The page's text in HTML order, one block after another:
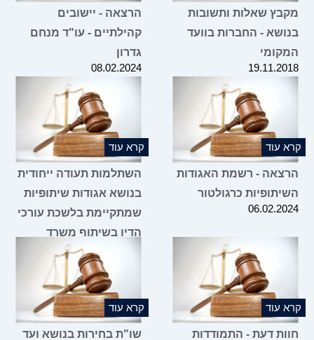
מקבץ שאלות ותשובות
בנושא - החברות בוועד
המקומי
19.11.2018
הרצאה - יישובים
קהילתיים - עו"ד מנחם
גדרון
08.02.2024
קרא עוד
הרצאה - רשמת האגודות
השיתופיות כרגולטור
06.02.2024
קרא עוד
השתלמות תעודה ייחודית
בנושא אגודות שיתופיות
שמתקיימת בלשכת עורכי
הדין בשיתוף משרד
הכלכלה והתעשייה
18.01.2024
קרא עוד
חוות דעת - התמודדות
קרא עוד
שו"ת בחירות בנושא ועד